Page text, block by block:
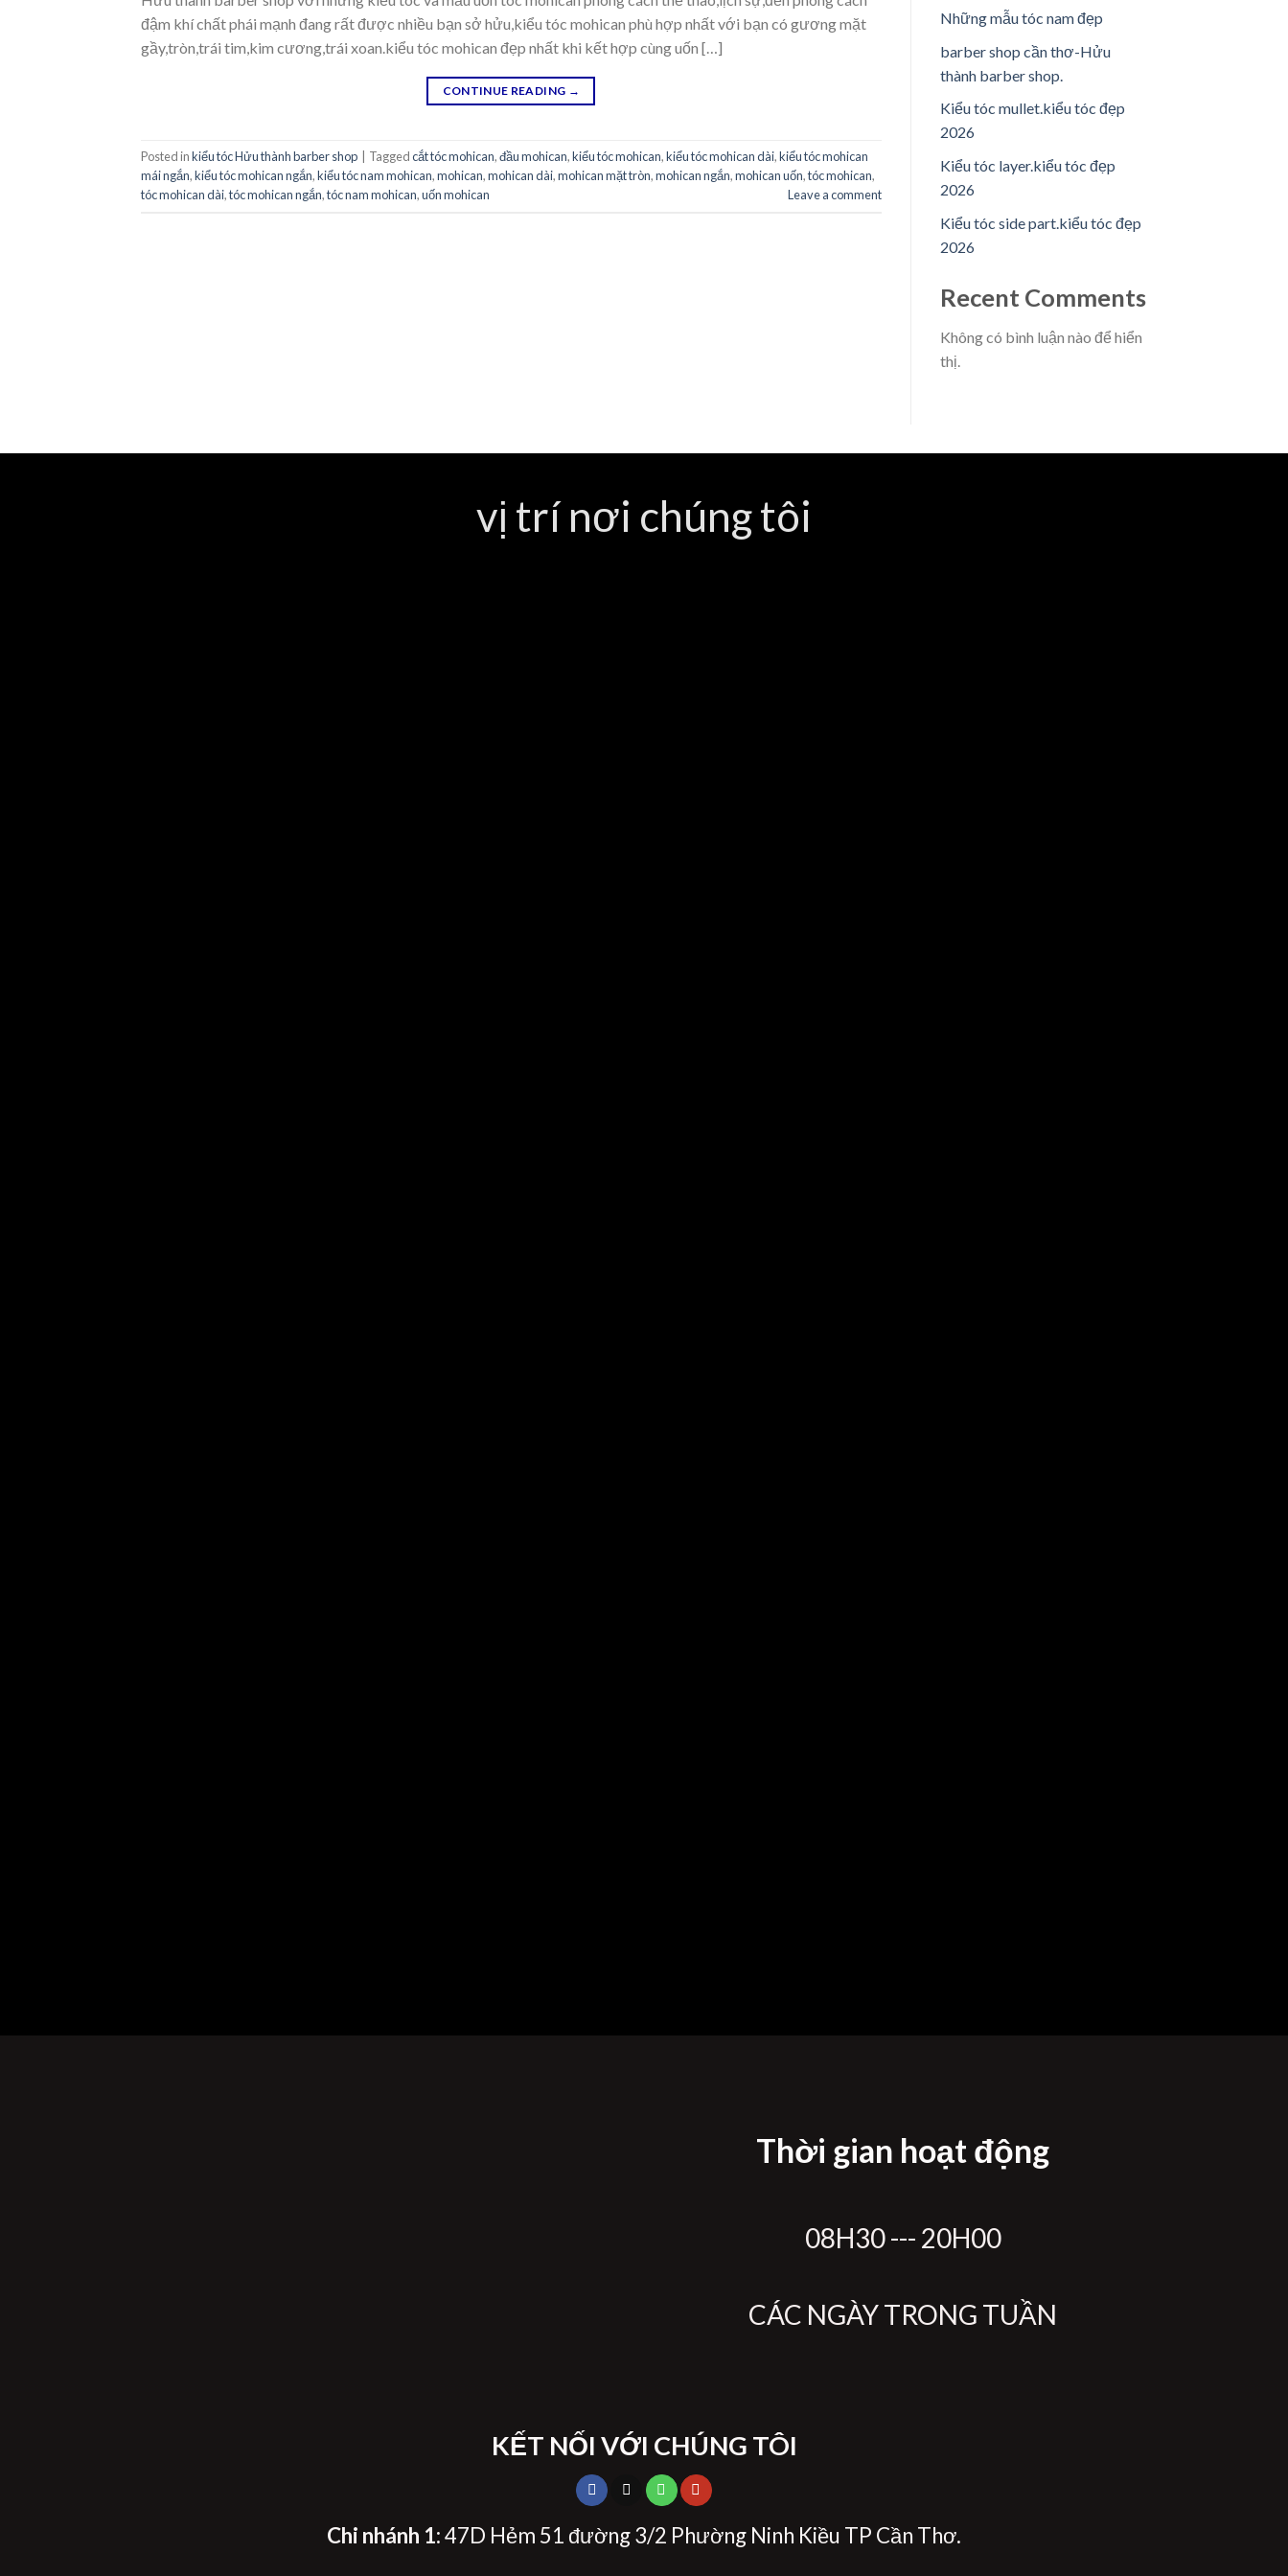
đậm khí chất phái mạnh đang rất được nhiều bạn sở hửu,kiểu tóc mohican phù hợp nhất với bạn có gương mặt
gầy,tròn,trái tim,kim cương,trái xoan.kiểu tóc mohican đẹp nhất khi kết hợp cùng uốn […]
CONTINUE READING →
Posted inkiểu tóc Hửu thành barber shop Taggedcắt tóc mohican,đầu mohican,kiểu tóc mohican,kiểu tóc mohican dài,kiểu tóc mohican
mái ngắn,kiểu tóc mohican ngắn,kiểu tóc nam mohican,mohican,mohican dài,mohican mặt tròn,mohican ngắn,mohican uốn,tóc mohican,
tóc mohican dài,tóc mohican ngắn,tóc nam mohican,uốn mohican Leave a comment
Những mẫu tóc nam đẹp
barber shop cần thơ-Hửu
thành barber shop.
Kiểu tóc mullet.kiểu tóc đẹp
2026
Kiểu tóc layer.kiểu tóc đẹp
2026
Kiểu tóc side part.kiểu tóc đẹp
2026
Recent Comments
Không có bình luận nào để hiển
thị.
vị trí nơi chúng tôi
Thời gian hoạt động
08H30 --- 20H00
CÁC NGÀY TRONG TUẦN
KẾT NỐI VỚI CHÚNG TÔI
Chi nhánh 1: 47D Hẻm 51 đường 3/2 Phường Ninh Kiều TP Cần Thơ.